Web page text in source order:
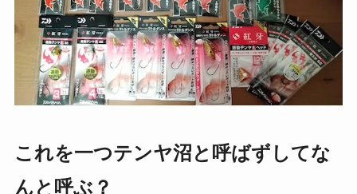
これを一つテンヤ沼と呼ばずしてな
んと呼ぶ？